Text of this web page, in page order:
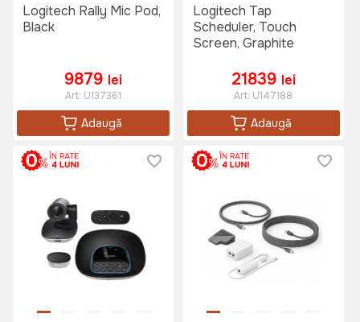
Logitech Rally Mic Pod,
Black
9879 lei
Art: U137361
Adaugă
Logitech Tap
Scheduler, Touch
Screen, Graphite
21839 lei
Art: U147188
Adaugă